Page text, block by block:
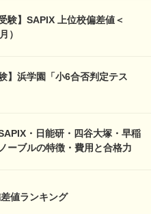
験】SAPIX 上位校偏差値＜
）
】浜学園「小6合否判定テス
・日能研・四谷大塚・早稲
ーブルの特徴・費用と合格力
値ランキング